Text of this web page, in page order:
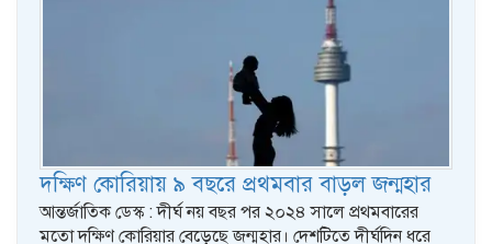
দক্ষিণ কোরিয়ায় ৯ বছরে প্রথমবার বাড়ল জন্মহার
আন্তর্জাতিক ডেস্ক : দীর্ঘ নয় বছর পর ২০২৪ সালে প্রথমবারের
মতো দক্ষিণ কোরিয়ার বেড়েছে জন্মহার। দেশটিতে দীর্ঘদিন ধরে